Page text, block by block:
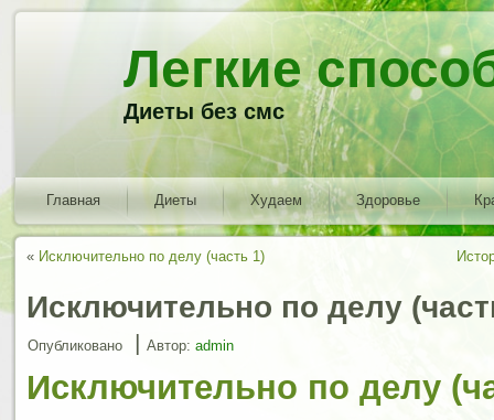
Легкие
Диеты без смс
Главная Диеты Худаем Здоровье
« Исключительно по делу (часть 1)
Исключительно по делу
Опубликовано | Автор: admin
Исключительно по делу